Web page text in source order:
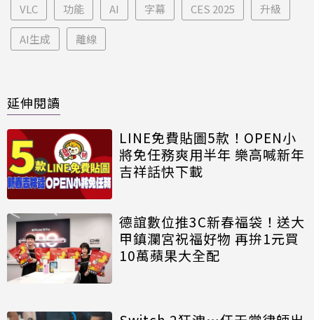
VLC 功能 AI 字幕 CES 2025 升級
AI生成 離線
延伸閱讀
LINE免費貼圖5款！OPEN小
將免任務爽用半年 樂高喊新年
吉祥話快下載
德誼數位推3C新春福袋！送大
甲鎮瀾宮祝福好物 再拚1元買
10萬蘋果大全配